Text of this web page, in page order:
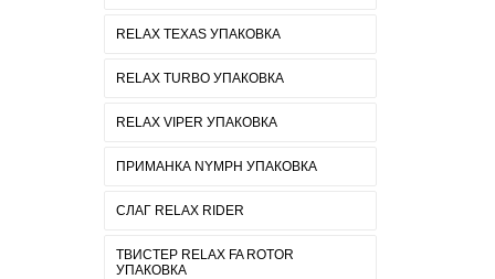
RELAX TEXAS УПАКОВКА
RELAX TURBO УПАКОВКА
RELAX VIPER УПАКОВКА
ПРИМАНКА NYMPH УПАКОВКА
СЛАГ RELAX RIDER
ТВИСТЕР RELAX FA ROTOR
УПАКОВКА